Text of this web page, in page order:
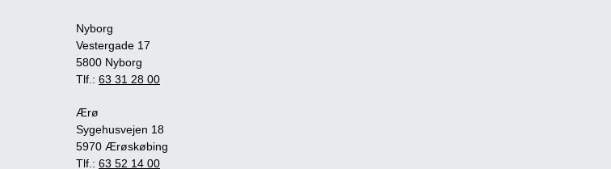
Nyborg
Vestergade 17
5800 Nyborg
Tlf.: 63 31 28 00
Ærø
Sygehusvejen 18
5970 Ærøskøbing
Tlf.: 63 52 14 00